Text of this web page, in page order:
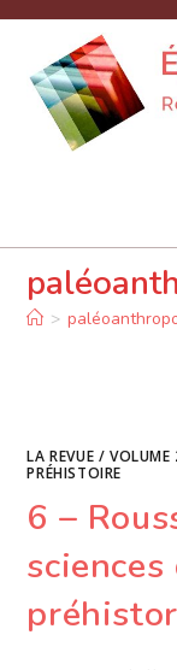
content
>
LA REVUE /VOLUME
PRÉHISTOIRE
6 –